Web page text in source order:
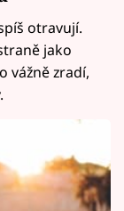
otravují.
jako
vážně zradí,